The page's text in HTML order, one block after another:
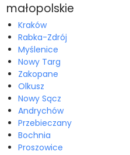
małopolskie
Kraków
Rabka-Zdrój
Myślenice
Nowy Targ
Zakopane
Olkusz
Nowy Sącz
Andrychów
Przebieczany
Bochnia
Proszowice